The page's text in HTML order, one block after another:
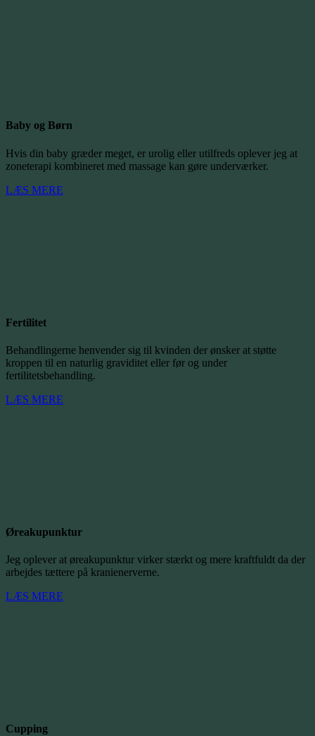
Baby og Børn
Hvis din baby græder meget, er urolig eller utilfreds oplever jeg at
zoneterapi kombineret med massage kan gøre underværker.
LÆS MERE
Fertilitet
Behandlingerne henvender sig til kvinden der ønsker at støtte
kroppen til en naturlig graviditet eller før og under
fertilitetsbehandling.
LÆS MERE
Øreakupunktur
Jeg oplever at øreakupunktur virker stærkt og mere kraftfuldt da der
arbejdes tættere på kranienerverne.
LÆS MERE
Cupping